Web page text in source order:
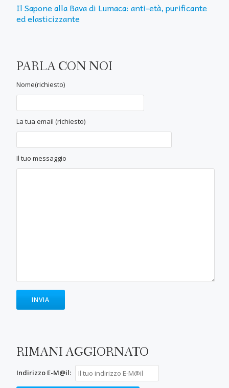
Il Sapone alla Bava di Lumaca: anti-età, purificante
ed elasticizzante
PARLA CON NOI
Nome(richiesto)
La tua email (richiesto)
Il tuo messaggio
RIMANI AGGIORNATO
Indirizzo E-M@il: